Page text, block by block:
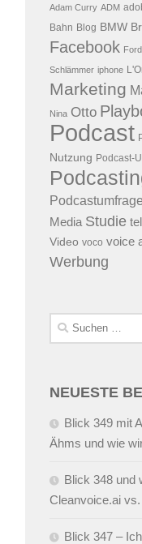
Adam Curry ADM
Bahn Blog BMW
Facebook Ford
Schlämmer iphone
Marketing
Nina Otto
Podcast
Nutzung Podcast-
Podcastumfrage
Media Studie
Video voco voice
Werbung
Suchen
nach:
NEUESTE
Blick 349 mit
Ähms und wie
Blick 348 und
Cleanvoice.ai
Blick 347 –